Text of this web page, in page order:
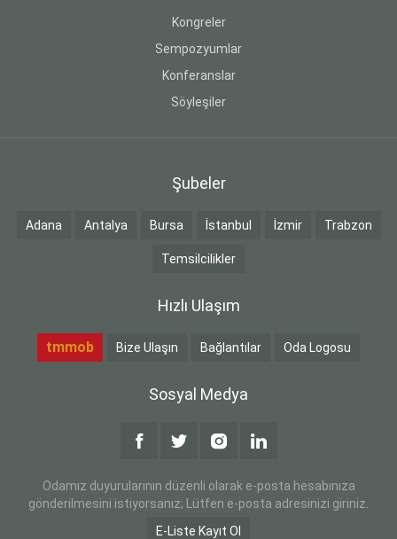
Kongreler
Sempozyumlar
Konferanslar
Söyleşiler
Şubeler
Adana Antalya Bursa İstanbul İzmir Trabzon
Temsilcilikler
Hızlı Ulaşım
tmmob Bize Ulaşın Bağlantılar Oda Logosu
Sosyal Medya
Odamız duyurularının düzenli olarak e-posta hesabınıza
gönderilmesini istiyorsanız; Lütfen e-posta adresinizi giriniz.
E-Liste Kayıt Ol